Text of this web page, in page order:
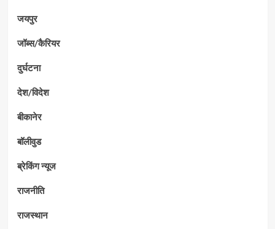
जयपुर
जॉब्स/कैरियर
दुर्घटना
देश/विदेश
बीकानेर
बॉलीवुड
ब्रेकिंग न्यूज
राजनीति
राजस्थान